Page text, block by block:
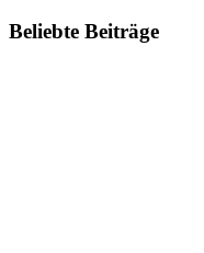
Beliebte Beiträge